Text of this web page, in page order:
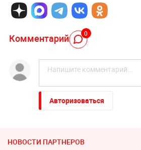
Комментарий 0
Авторизоваться
НОВОСТИ ПАРТНЕРОВ